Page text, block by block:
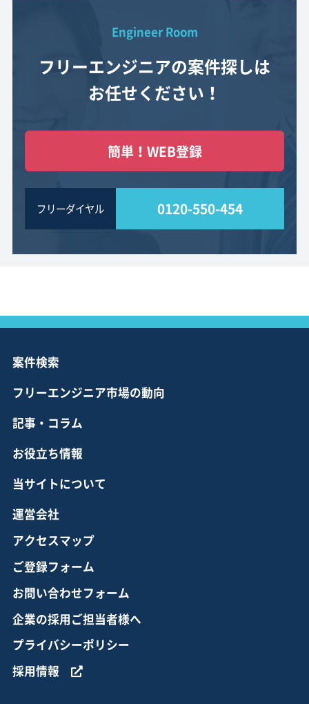
Engineer Room
フリーエンジニアの案件探しは
お任せください！
簡単！WEB登録
フリーダイヤル 0120-550-454
案件検索
フリーエンジニア市場の動向
記事・コラム
お役立ち情報
当サイトについて
運営会社
アクセスマップ
ご登録フォーム
お問い合わせフォーム
企業の採用ご担当者様へ
プライバシーポリシー
採用情報